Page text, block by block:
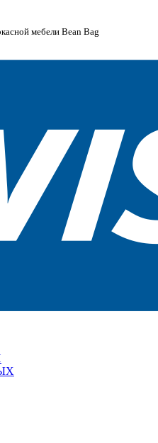
мебели Bean Bag